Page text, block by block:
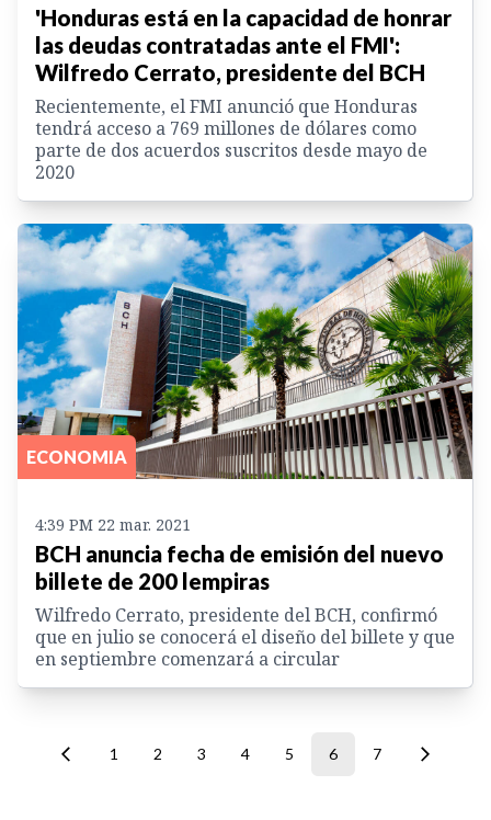
'Honduras está en la capacidad de honrar
las deudas contratadas ante el FMI':
Wilfredo Cerrato, presidente del BCH
Recientemente, el FMI anunció que Honduras
tendrá acceso a 769 millones de dólares como
parte de dos acuerdos suscritos desde mayo de
2020
ECONOMIA
4:39 PM 22 mar. 2021
BCH anuncia fecha de emisión del nuevo
billete de 200 lempiras
Wilfredo Cerrato, presidente del BCH, confirmó
que en julio se conocerá el diseño del billete y que
en septiembre comenzará a circular
1 2 3 4 5 6 7